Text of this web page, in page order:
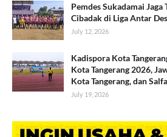
Pemdes Sukadamai
Cibadak di Liga Antar
July 12, 2026
Kadispora Kota
Kota Tangerang 2026,
Kota Tangerang, dan
July 19, 2026